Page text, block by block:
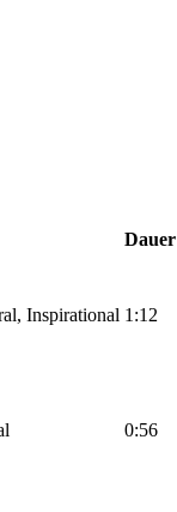
Dauer
Inspirational 1:12
0:56